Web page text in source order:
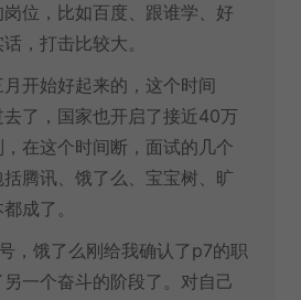
位，比如百度、跟谁学、好
，打击比较大。
开始好起来的，这个时间
了，国家也开启了接近40万
在这个时间断，面试的几个
腾讯、饿了么、宝宝树、旷
成了。
，饿了么刚给我确认了p7的职
一个奋斗的阶段了。对自己